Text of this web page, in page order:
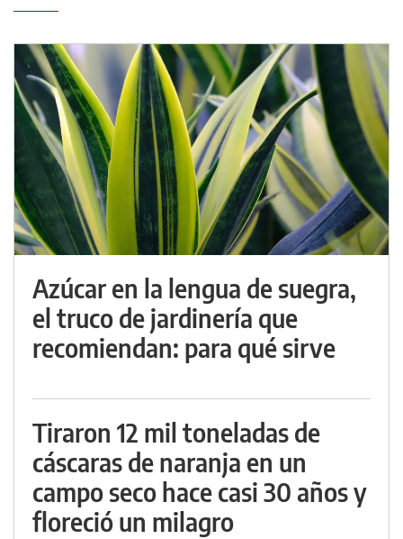
Azúcar en la lengua de suegra,
el truco de jardinería que
recomiendan: para qué sirve
Tiraron 12 mil toneladas de
cáscaras de naranja en un
campo seco hace casi 30 años y
floreció un milagro